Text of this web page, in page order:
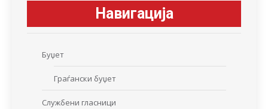
Навигација
Буџет
Граѓански буџет
Службени гласници